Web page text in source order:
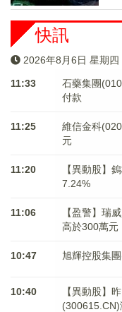
快訊
2026年8月6日 星期四
11:33
石藥集團
付款
11:25
維信金科
元
11:20
【異動股】
7.24%
11:06
【盈警】瑞
高於300萬元
10:47 旭輝控股集
10:40
【異動股】